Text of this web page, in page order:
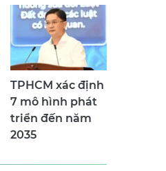
TPHCM xác định
7 mô hình phát
triển đến năm
2035